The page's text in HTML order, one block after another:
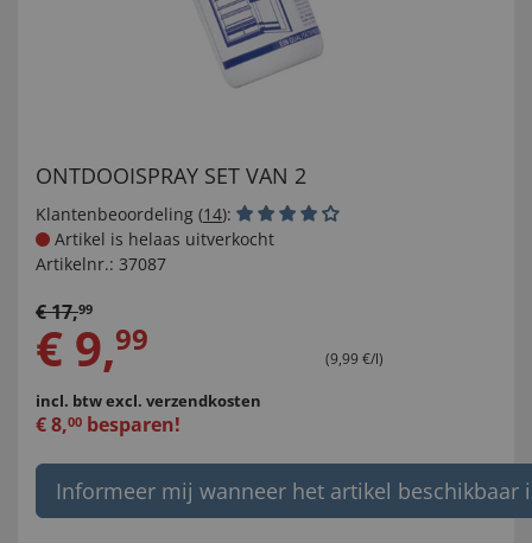
ONTDOOISPRAY SET VAN 2
Klantenbeoordeling (14):
Artikel is helaas uitverkocht
Artikelnr.: 37087
€17,99
€ 9,99
(9,99 €/l)
incl. btwexcl. verzendkosten
€8,00 besparen!
Informeer mij wanneer het artikel beschikbaar